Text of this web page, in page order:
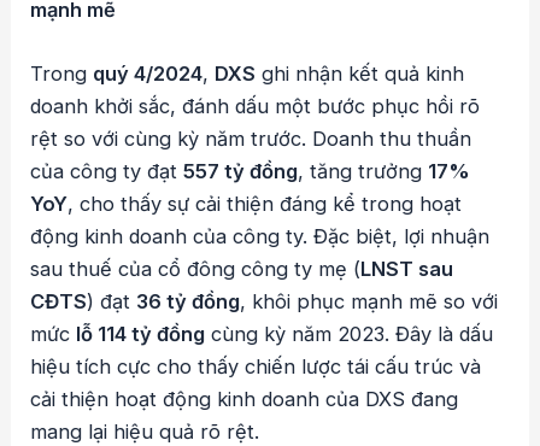
mạnh mẽ
Trong quý 4/2024, DXS ghi nhận kết quả kinh
doanh khởi sắc, đánh dấu một bước phục hồi rõ
rệt so với cùng kỳ năm trước. Doanh thu thuần
của công ty đạt557 tỷ đồng, tăng trưởng 17%
YoY, cho thấy sự cải thiện đáng kể trong hoạt
động kinh doanh của công ty. Đặc biệt, lợi nhuận
sau thuế của cổ đông công ty mẹ (LNST sau
CĐTS) đạt 36 tỷ đồng, khôi phục mạnh mẽ so với
mức lỗ 114 tỷ đồng cùng kỳ năm 2023. Đây là dấu
hiệu tích cực cho thấy chiến lược tái cấu trúc và
cải thiện hoạt động kinh doanh của DXS đang
mang lại hiệu quả rõ rệt.